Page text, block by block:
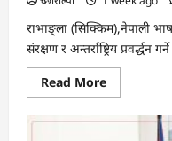
राभाङ्ला (सिक्किम),नेपाली
संरक्षण र अन्तर्राष्ट्रिय प्रवर्द्धन
Read MoreRead
more
सिक्किमको
राभाङ्लामा